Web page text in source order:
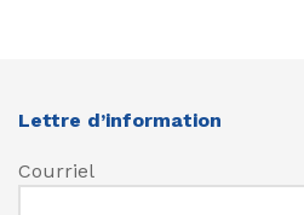
Lettre d’information
Courriel